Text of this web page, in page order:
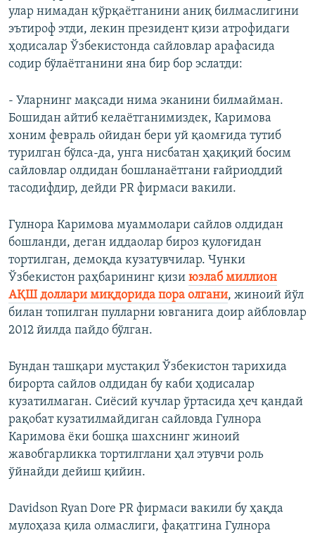
улар нимадан қўрқаётганини аниқ билмаслигини
эътироф этди, лекин президент қизи атрофидаги
ҳодисалар Ўзбекистонда сайловлар арафасида
содир бўлаётганини яна бир бор эслатди:
- Уларнинг мақсади нима эканини билмайман.
Бошидан айтиб келаётганимиздек, Каримова
хоним февраль ойидан бери уй қаомғида тутиб
турилган бўлса-да, унга нисбатан ҳақиқий босим
сайловлар олдидан бошланаётгани ғайриоддий
тасодифдир, дейди PR фирмаси вакили.
Гулнора Каримова муаммолари сайлов олдидан
бошланди, деган иддаолар бироз қулоғидан
тортилган, демоқда кузатувчилар. Чунки
Ўзбекистон раҳбарининг қизи юзлаб миллион
АҚШ доллари миқдорида пора олгани, жиноий йўл
билан топилган пулларни ювганига доир айбловлар
2012 йилда пайдо бўлган.
Бундан ташқари мустақил Ўзбекистон тарихида
бирорта сайлов олдидан бу каби ҳодисалар
кузатилмаган. Сиёсий кучлар ўртасида ҳеч қандай
рақобат кузатилмайдиган сайловда Гулнора
Каримова ёки бошқа шахснинг жиноий
жавобгарликка тортилглани ҳал этувчи роль
ўйнайди дейиш қийин.
Davidson Ryan Dore PR фирмаси вакили бу ҳақда
мулоҳаза қила олмаслиги, фақатгина Гулнора